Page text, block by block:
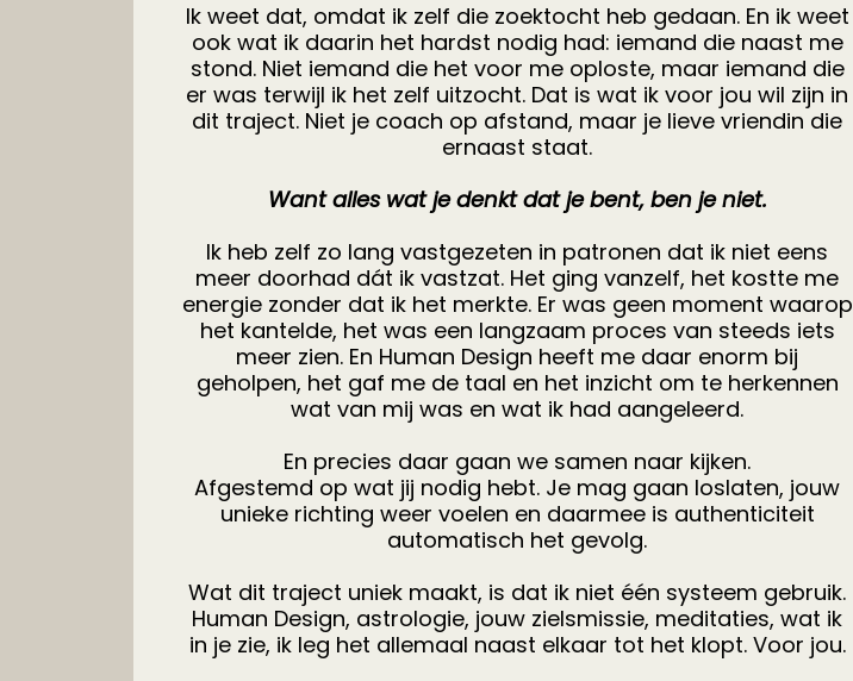
Ik weet dat, omdat ik zelf die zoektocht heb gedaan. En ik weet
ook wat ik daarin het hardst nodig had: iemand die naast me
stond. Niet iemand die het voor me oploste, maar iemand die
er was terwijl ik het zelf uitzocht. Dat is wat ik voor jou wil zijn in
dit traject. Niet je coach op afstand, maar je lieve vriendin die
ernaast staat.
Want alles wat je denkt dat je bent, ben je niet.
Ik heb zelf zo lang vastgezeten in patronen dat ik niet eens
meer doorhad dát ik vastzat. Het ging vanzelf, het kostte me
energie zonder dat ik het merkte. Er was geen moment waarop
het kantelde, het was een langzaam proces van steeds iets
meer zien. En Human Design heeft me daar enorm bij
geholpen, het gaf me de taal en het inzicht om te herkennen
wat van mij was en wat ik had aangeleerd.
En precies daar gaan we samen naar kijken.
Afgestemd op wat jij nodig hebt. Je mag gaan loslaten, jouw
unieke richting weer voelen en daarmee is authenticiteit
automatisch het gevolg.
Wat dit traject uniek maakt, is dat ik niet één systeem gebruik.
Human Design, astrologie, jouw zielsmissie, meditaties, wat ik
in je zie, ik leg het allemaal naast elkaar tot het klopt. Voor jou.